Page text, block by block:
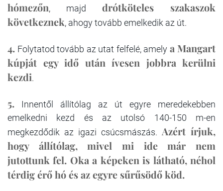
hómezőn, majd drótköteles szakaszok
következnek, ahogy tovább emelkedik az út.
4. Folytatod tovább az utat felfelé, amely a Mangart
kúpját egy idő után ívesen jobbra kerülni
kezdi.
5. Innentől állítólag az út egyre meredekebben
emelkedni kezd és az utolsó 140-150 m-en
megkezdődik az igazi csúcsmászás. Azért írjuk,
hogy állítólag, mivel mi ide már nem
jutottunk fel. Oka a képeken is látható, néhol
térdig érő hó és az egyre sűrűsödő köd.